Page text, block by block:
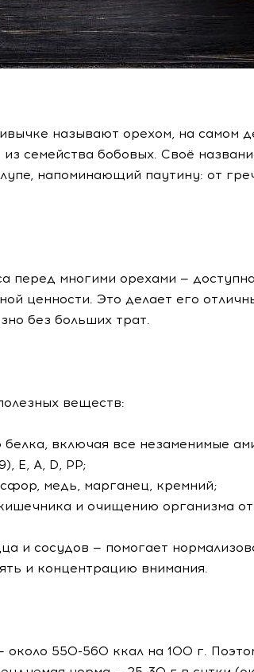
называют орехом, на самом
семейства бобовых. Своё
напоминающий паутину: от
перед многими орехами —
ценности. Это делает его
без больших трат.
веществ:
белка, включая все незаменимые
Е, А, D, РР;
медь, марганец, кремний;
и очищению организма
и сосудов — помогает
и концентрацию внимания.
около 550-560 ккал на 100 г.